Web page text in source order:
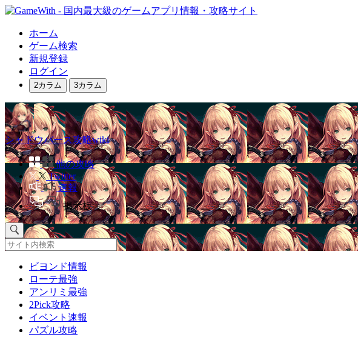
ホーム
ゲーム検索
新規登録
ログイン
2カラム 3カラム
シャドウバース攻略wiki
他の攻略
Twitter
速報
掲示板
ビヨンド情報
ローテ最強
アンリミ最強
2Pick攻略
イベント速報
パズル攻略